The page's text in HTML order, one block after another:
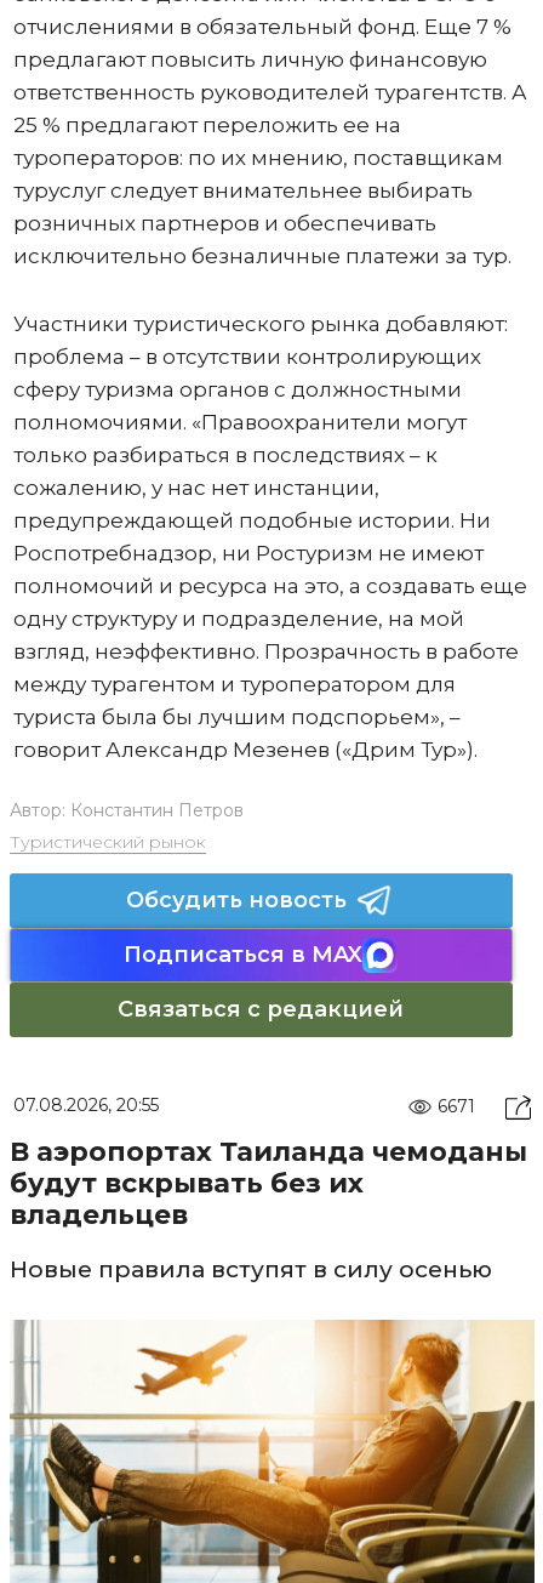
отчислениями в обязательный фонд. Еще 7 %
предлагают повысить личную финансовую
ответственность руководителей турагентств. А
25 % предлагают переложить ее на
туроператоров: по их мнению, поставщикам
туруслуг следует внимательнее выбирать
розничных партнеров и обеспечивать
исключительно безналичные платежи за тур.
Участники туристического рынка добавляют:
проблема – в отсутствии контролирующих
сферу туризма органов с должностными
полномочиями. «Правоохранители могут
только разбираться в последствиях – к
сожалению, у нас нет инстанции,
предупреждающей подобные истории. Ни
Роспотребнадзор, ни Ростуризм не имеют
полномочий и ресурса на это, а создавать еще
одну структуру и подразделение, на мой
взгляд, неэффективно. Прозрачность в работе
между турагентом и туроператором для
туриста была бы лучшим подспорьем», –
говорит Александр Мезенев («Дрим Тур»).
Автор: Константин Петров
Туристический рынок
Обсудить новость
Подписаться в MAX
Связаться с редакцией
07.08.2026, 20:55 6671
В аэропортах Таиланда чемоданы
будут вскрывать без их
владельцев
Новые правила вступят в силу осенью